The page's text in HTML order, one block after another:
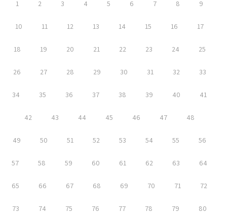
1 2 3 4 5 6 7 8 9
10 11 12 13 14 15 16 17
18 19 20 21 22 23 24 25
26 27 28 29 30 31 32 33
34 35 36 37 38 39 40 41
42 43 44 45 46 47 48
49 50 51 52 53 54 55 56
57 58 59 60 61 62 63 64
65 66 67 68 69 70 71 72
73 74 75 76 77 78 79 80